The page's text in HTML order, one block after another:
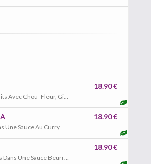
Pommes De Terre Cuits Avec Chou- Fleur, Gingembre
18.90 €
Une Sauce Au Curry
18.90 €
Lentilles Brunes Cuits Dans Une Sauce Beurre, Tomates
18.90 €